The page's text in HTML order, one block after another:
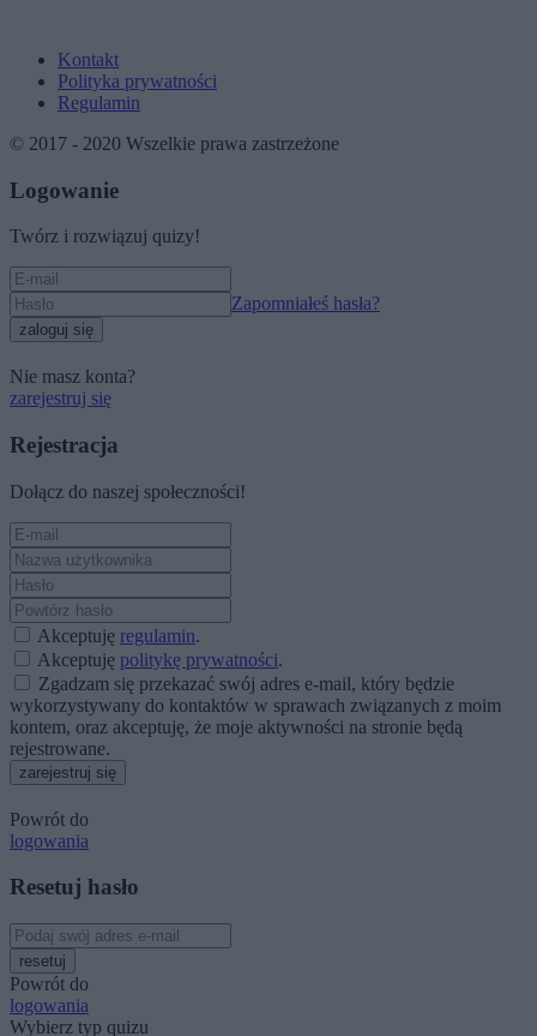
Kontakt
Polityka prywatności
Regulamin
© 2017 - 2020 Wszelkie prawa zastrzeżone
Logowanie
Twórz i rozwiązuj quizy!
Zapomniałeś hasła?
zaloguj się
Nie masz konta?
zarejestruj się
Rejestracja
Dołącz do naszej społeczności!
Akceptuję regulamin.
Akceptuję politykę prywatności.
Zgadzam się przekazać swój adres e-mail, który będzie
wykorzystywany do kontaktów w sprawach związanych z moim
kontem, oraz akceptuję, że moje aktywności na stronie będą
rejestrowane.
zarejestruj się
Powrót do
logowania
Resetuj hasło
resetuj
Powrót do
logowania
Wybierz typ quizu